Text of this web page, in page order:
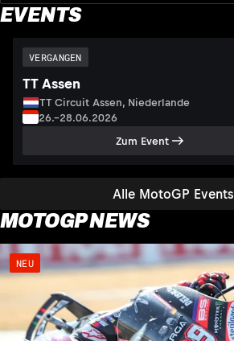
EVENTS
Alle MotoGP Events
VERGANGEN
TT Assen
TT Circuit Assen, Niederlande
26.–28.06.2026
Zum Event
MOTOGP NEWS
NEU